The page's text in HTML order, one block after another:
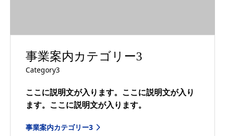
事業案内カテゴリー3
Category3
ここに説明文が入ります。ここに説明文が入り
ます。ここに説明文が入ります。
事業案内カテゴリー3